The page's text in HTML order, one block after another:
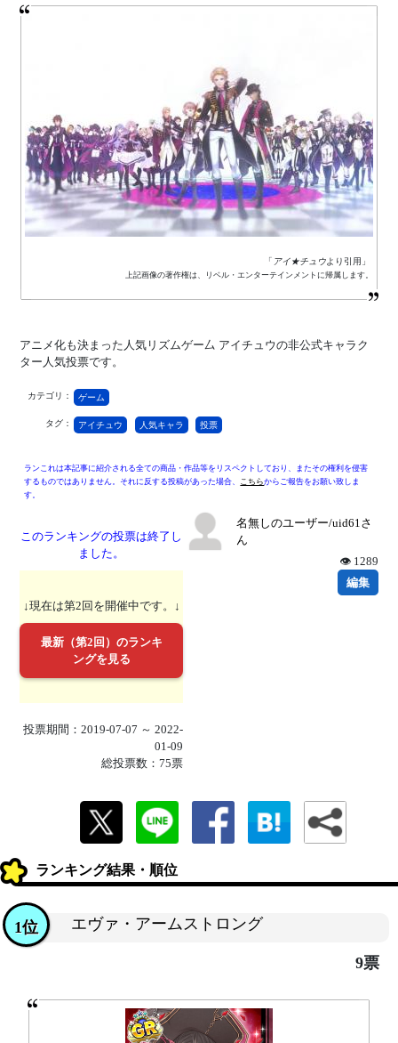
「 アイ★チュウより引用」
上記画像の著作権は、リベル・エンターテインメントに帰属します。
アニメ化も決まった人気リズムゲー厶 アイチュウの非公式キャラク
ター人気投票です。
カテゴリ： ゲーム
タグ： アイチュウ 人気キャラ 投票
ランこれは本記事に紹介される全ての商品・作品等をリスペクトしており、またその権利を侵害
するものではありません。それに反する投稿があった場合、 こちらからご報告をお願い致しま
す。
このランキングの投票は終了し
ました。
↓現在は第2回を開催中です。↓
最新（第2回）のランキ
ングを見る
投票期間：2019-07-07 ～ 2022-
01-09
総投票数：75票
名無しのユーザー/uid61さ
ん
👁 1289
編集
ランキング結果・順位
エヴァ・アームストロング
1位
9票